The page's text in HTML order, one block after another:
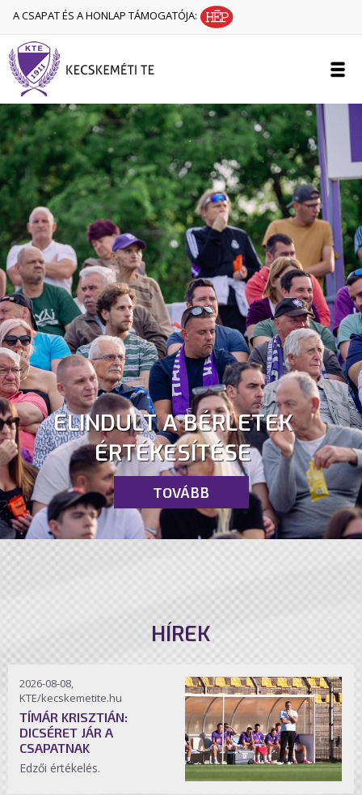
A CSAPAT ÉS A HONLAP TÁMOGATÓJA:
ELINDULT A BÉRLETEK
ÉRTÉKESÍTÉSE
TOVÁBB
HÍREK
2026-08-08,
KTE/kecskemetite.hu
TÍMÁR KRISZTIÁN:
DICSÉRET JÁR A
CSAPATNAK
Edzői értékelés.